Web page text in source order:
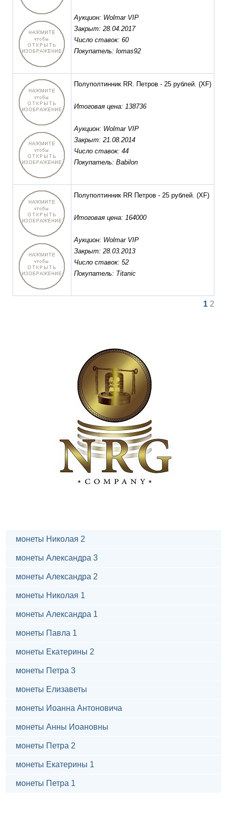
Аукцион: Wolmar VIP
Закрыт: 28.04.2017
Число ставок: 60
Покупатель: lomas92
Полуполтинник RR. Петров - 25 рублей. (XF)
Итоговая цена: 138736
Аукцион: Wolmar VIP
Закрыт: 21.08.2014
Число ставок: 44
Покупатель: Babilon
Полуполтинник RR Петров - 25 рублей. (XF)
Итоговая цена: 164000
Аукцион: Wolmar VIP
Закрыт: 28.03.2013
Число ставок: 52
Покупатель: Titanic
1 2
монеты Николая 2
монеты Александра 3
монеты Александра 2
монеты Николая 1
монеты Александра 1
монеты Павла 1
монеты Екатерины 2
монеты Петра 3
монеты Елизаветы
монеты Иоанна Антоновича
монеты Анны Иоановны
монеты Петра 2
монеты Екатерины 1
монеты Петра 1